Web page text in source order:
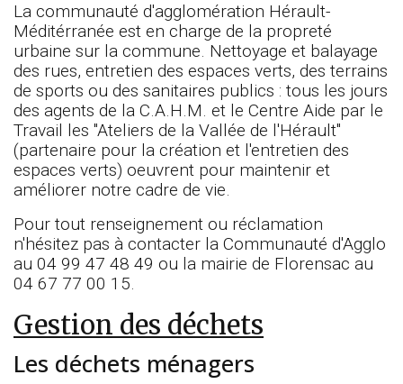
La communauté d'agglomération Hérault-
Méditérranée est en charge de la propreté
urbaine sur la commune. Nettoyage et balayage
des rues, entretien des espaces verts, des terrains
de sports ou des sanitaires publics : tous les jours
des agents de la C.A.H.M. et le Centre Aide par le
Travail les "Ateliers de la Vallée de l'Hérault"
(partenaire pour la création et l'entretien des
espaces verts) oeuvrent pour maintenir et
améliorer notre cadre de vie.
Pour tout renseignement ou réclamation
n'hésitez pas à contacter la Communauté d'Agglo
au 04 99 47 48 49 ou la mairie de Florensac au
04 67 77 00 15.
Gestion des déchets
Les déchets ménagers